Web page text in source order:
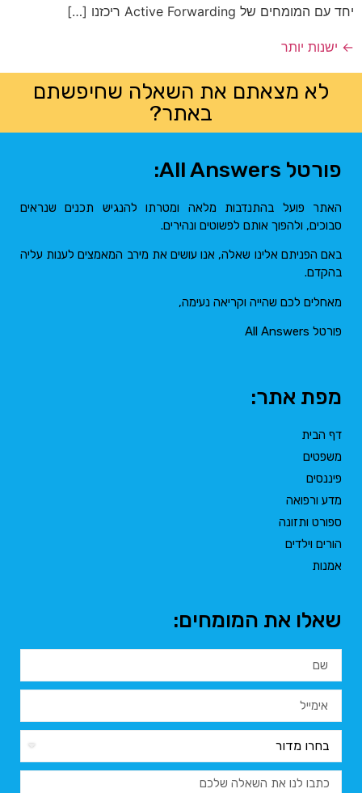
יחד עם המומחים של Active Forwarding ריכזנו […]
← ישנות יותר
לא מצאתם את השאלה שחיפשתם
באתר?
פורטל All Answers:
האתר פועל בהתנדבות מלאה ומטרתו להנגיש תכנים שנראים
סבוכים, ולהפוך אותם לפשוטים ונהירים.
באם הפניתם אלינו שאלה, אנו עושים את מירב המאמצים לענות עליה
בהקדם.
מאחלים לכם שהייה וקריאה נעימה,
פורטל All Answers
מפת אתר:
דף הבית
משפטים
פיננסים
מדע ורפואה
ספורט ותזונה
הורים וילדים
אמנות
שאלו את המומחים: